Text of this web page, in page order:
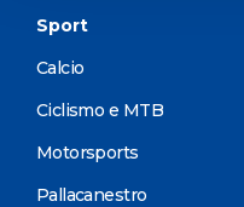
Sport
Calcio
Ciclismo e MTB
Motorsports
Pallacanestro